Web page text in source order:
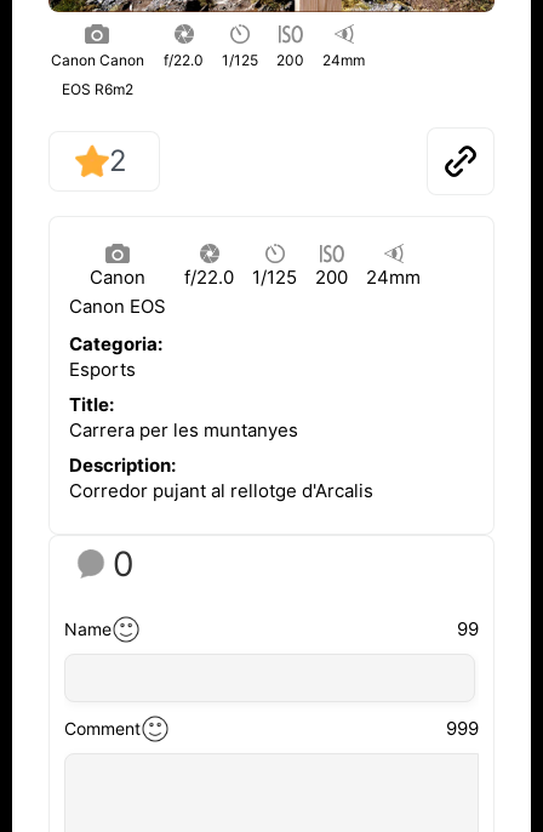
Canon Canon
EOS R6m2
f/22.0 1/125 200 24mm
2
Canon
Canon EOS
R6m2
f/22.0 1/125 200 24mm
Categoria:
Esports
Title:
Carrera per les muntanyes
Description:
Corredor pujant al rellotge d'Arcalis
0
Name 99
Comment 999